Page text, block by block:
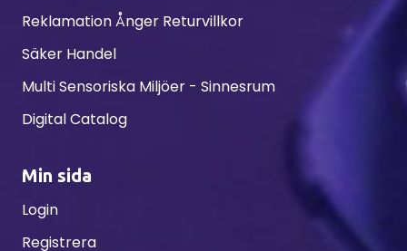
Reklamation Ånger Returvillkor
Säker Handel
Multi Sensoriska Miljöer - Sinnesrum
Digital Catalog
Min sida
Login
Registrera